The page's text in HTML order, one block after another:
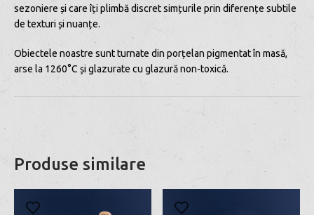
sezoniere și care îți plimbă discret simțurile prin diferențe subtile
de texturi și nuanțe.
Obiectele noastre sunt turnate din porțelan pigmentat în masă,
arse la 1260°C și glazurate cu glazură non-toxică.
Produse similare